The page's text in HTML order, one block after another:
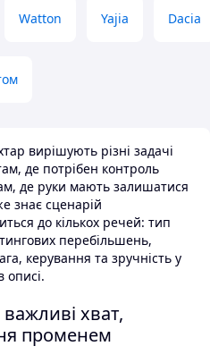
вирішують різні задачі
де потрібен контроль
де руки мають залишатися
знає сценарій
до кількох речей: тип
перебільшень,
керування та зручність у
описі.
хват,
променем
з
- а
це
10 було
гумка
Nitecore
світла.
замовлення.
з'ясувалось, що 1
бракований
йому на заміну
справний.
продавцем.
Переваги
- компактні,
променем,
бічним
фокусувати промінь з
Watton Yajia Dacia